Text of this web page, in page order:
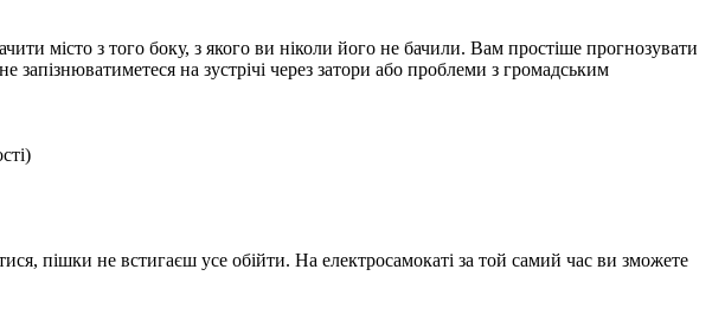
місто з того боку, з якого ви ніколи його не бачили. Вам простіше прогнозувати
на зустрічі через затори або проблеми з громадським
пішки не встигаєш усе обійти. На електросамокаті за той самий час ви зможете